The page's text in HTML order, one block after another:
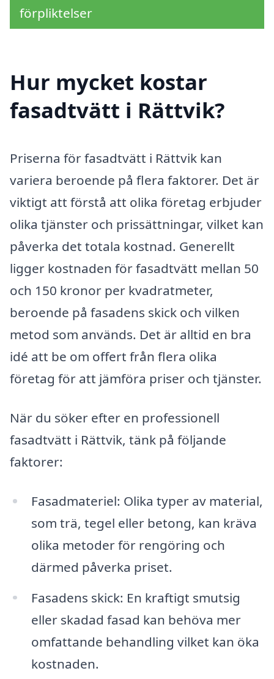
förpliktelser
Hur mycket kostar
fasadtvätt i Rättvik?
Priserna för fasadtvätt i Rättvik kan
variera beroende på flera faktorer. Det är
viktigt att förstå att olika företag erbjuder
olika tjänster och prissättningar, vilket kan
påverka det totala kostnad. Generellt
ligger kostnaden för fasadtvätt mellan 50
och 150 kronor per kvadratmeter,
beroende på fasadens skick och vilken
metod som används. Det är alltid en bra
idé att be om offert från flera olika
företag för att jämföra priser och tjänster.
När du söker efter en professionell
fasadtvätt i Rättvik, tänk på följande
faktorer:
Fasadmateriel: Olika typer av material,
som trä, tegel eller betong, kan kräva
olika metoder för rengöring och
därmed påverka priset.
Fasadens skick: En kraftigt smutsig
eller skadad fasad kan behöva mer
omfattande behandling vilket kan öka
kostnaden.